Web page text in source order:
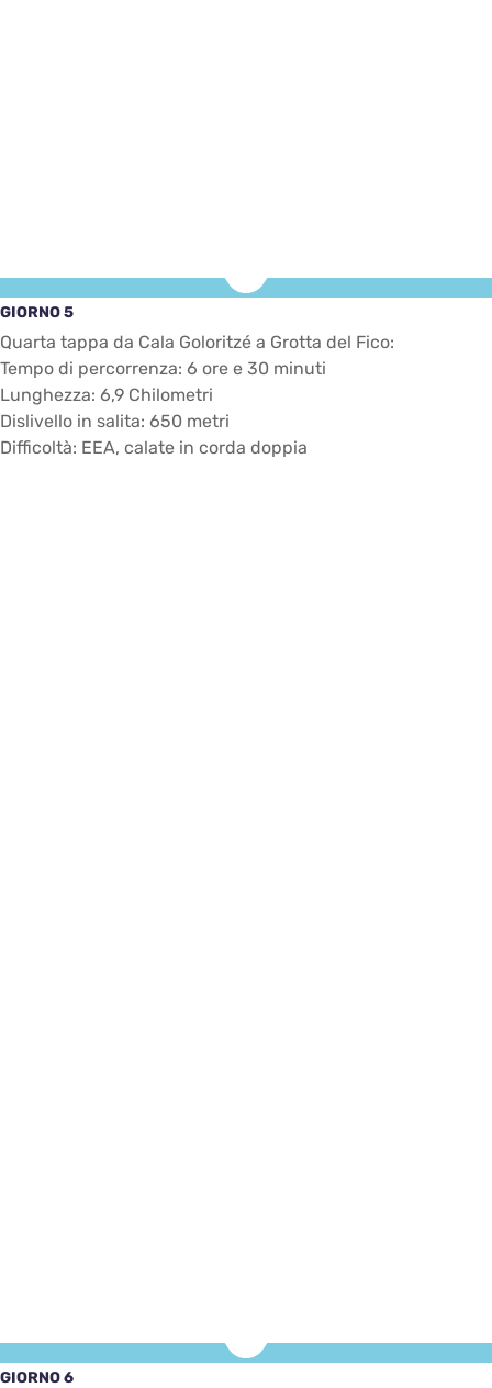
GIORNO 5
Quarta tappa da Cala Goloritzé a Grotta del Fico:
Tempo di percorrenza: 6 ore e 30 minuti
Lunghezza: 6,9 Chilometri
Dislivello in salita: 650 metri
Difficoltà: EEA, calate in corda doppia
GIORNO 6